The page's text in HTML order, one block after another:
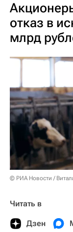
отказ в
млрд
© РИА Новости /
Читать в
Дзен